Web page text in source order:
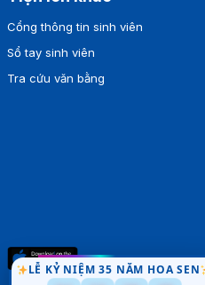
LỄ KỶ NIỆM 35 NĂM HOA SEN
Cổng thông tin sinh viên
Sổ tay sinh viên
Tra cứu văn bằng